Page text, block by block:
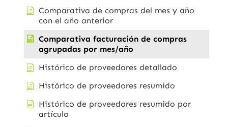
Comparativa de compras del mes y año
con el año anterior
Comparativa facturación de compras
agrupadas por mes/año
Histórico de proveedores detallado
Histórico de proveedores resumido
Histórico de proveedores resumido por
artículo